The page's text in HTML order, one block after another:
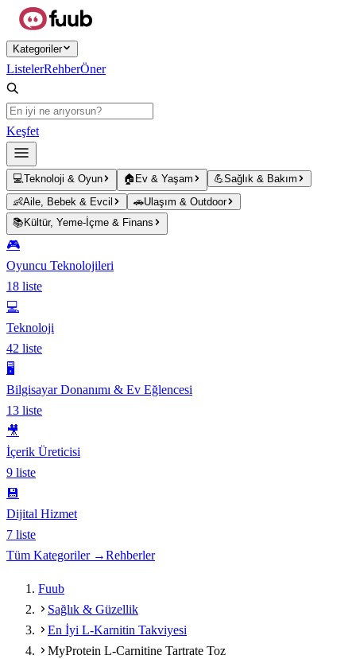
Ana içeriğe atla
Kategoriler
ListelerRehberÖner
Keşfet
💻Teknoloji & Oyun 🏠 Ev & Yaşam 💪Sağlık & Bakım
👶Aile, Bebek & Evcil 🚗Ulaşım & Outdoor
📚 Kültür, Yeme-İçme & Finans
🎮
Oyuncu Teknolojileri
18 liste
💻
Teknoloji
42 liste
🖥️
Bilgisayar Donanımı & Ev Eğlencesi
13 liste
🎥
İçerik Üreticisi
9 liste
💾
Dijital Hizmet
7 liste
Tüm Kategoriler →Rehberler
Fuub
Sağlık & Güzellik
En İyi L-Karnitin Takviyesi
MyProtein L-Carnitine Tartrate Toz